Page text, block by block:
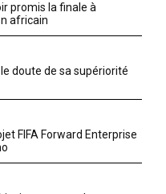
promis la finale à
africain
doute de sa supériorité
FIFA Forward Enterprise